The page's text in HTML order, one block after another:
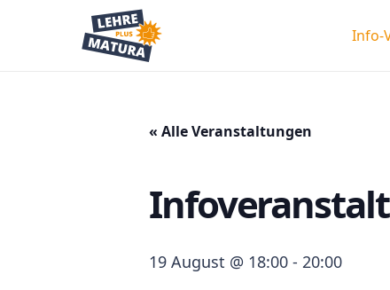
Info-
« Alle Veranstaltungen
19 August @ 18:00 - 20:00